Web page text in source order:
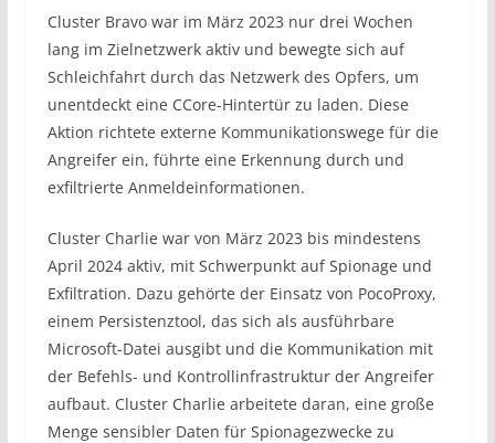
Cluster Bravo war im März 2023 nur drei Wochen
lang im Zielnetzwerk aktiv und bewegte sich auf
Schleichfahrt durch das Netzwerk des Opfers, um
unentdeckt eine CCore-Hintertür zu laden. Diese
Aktion richtete externe Kommunikationswege für die
Angreifer ein, führte eine Erkennung durch und
exfiltrierte Anmeldeinformationen.
Cluster Charlie war von März 2023 bis mindestens
April 2024 aktiv, mit Schwerpunkt auf Spionage und
Exfiltration. Dazu gehörte der Einsatz von PocoProxy,
einem Persistenztool, das sich als ausführbare
Microsoft-Datei ausgibt und die Kommunikation mit
der Befehls- und Kontrollinfrastruktur der Angreifer
aufbaut. Cluster Charlie arbeitete daran, eine große
Menge sensibler Daten für Spionagezwecke zu